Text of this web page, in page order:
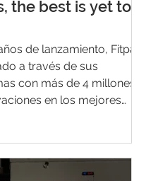
the best is yet to
de lanzamiento, Fitpass
a través de sus
con más de 4 millones
en los mejores